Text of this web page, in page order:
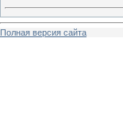
Полная версия сайта